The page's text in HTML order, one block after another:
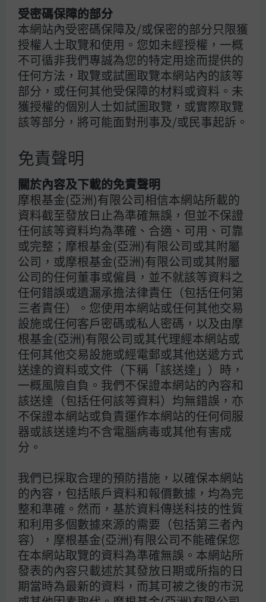
受密碼保障的部分
本網站內受密碼保障及/或保密的部分只限獲
授權人士取覽和使用。您如未經授權，一概
不可循非我們專誠為您的特定用途而提供的
任何方法，取覽或試圖取覽本網站內的該等
部分，或任何其他受保障的材料或資料。未
獲授權的個別人士如試圖取覽，或實際取覽
該等部分，將可能面對刑事及/或民事起訴。
免責聲明
關於內容及下載的免責聲明
摩根基金(亞洲)有限公司相信本網站所載的
資料截至發放日止為準確無誤，但並不保證
任何該等資料均為準確、合適、可用、可靠
或完整；摩根基金(亞洲)有限公司或其附屬
公司，或摩根基金(亞洲)有限公司或其附屬
公司的任何董事或僱員，並不就該等資料之
任何錯誤或遺漏承擔法律責任（包括任何第
三者責任）。您使用本網站或任何其他交易
設施或任何客戶密碼或私人密碼，以及由摩
根基金(亞洲)有限公司或其代理經本網站或
任何其他交易設施或經電郵或其他送遞方式
送達的資料或文件（下稱「該送達」）時，
一概風險自負。我們不保證本網站的內容和
該送達（包括任何該等資料）均無錯誤，亦
不保證本網站或負責運作本網站的任何伺服
器或該送達均不含電腦病毒或其他有害成
分。
我們已採取合理的預防措施，以確保本網站
的內容，包括賬戶資料和報價數據，均為完
整和準確。然而，基於資料傳送科技的性質
和利用多個數據來源的需要（包括第三者內
容），摩根基金(亞洲)有限公司不能確保您
在本網站取覽的資料為準確無誤。本網站所
發表的內容只載述於其發放日期或所指的日
期當時為最新的資料，而其可被之後的市況
另類資產，特別是基礎設施與交通運輸，在面對地緣政治局
勢緊張及能源價格上升時，過往均能展現其穩定性。部分原
因是某些基礎設施的收入具有通脹掛鉤的特性。即使霍爾木
茲海峽遭到封鎖，環球航運交通仍然相對穩健，尤其是能源
進口經濟體正積極尋找替代航線，以滿足其國內需求。
如之前所述，受地緣政治與經濟的不確定性影響，投資者短
期內可能對流動性有較大需求。市場亦應更偏好於優質資
產，例如投資級別企業債券，以及資產負債表穩健，且利潤
在地緣政治波動期間保持理性至關重要，尤其是情緒極易受
到新聞資訊影響。當衝突出現完結的曙光之時，市場可能出
現強勁反彈，而該反彈的時點往往難以捕捉，因此投資者需
要保持投資配置。在波動加劇之時，增加固定收益及防守性
板塊的配置來降低風險持倉是合理做法。然而，若完全規避
風險，持有過多現金，一旦市況好轉時，投資表現便可能因
而明顯遜色。
44a7b143-f65c-11f0-ab31-7755acb59652
披露
更多投資熱話
人工智能：債券市場的新巨頭
減息轉趨審慎：能源價格回落對貨幣政策的影響
中國2026年第二季GDP：增長放緩強化政策支持理
據
文章標籤 Asia 資產配置 債券 商品
經濟
股票
固定收益 通貨膨脹
Infrastructure
利率
市場 Monetary Policy 石油